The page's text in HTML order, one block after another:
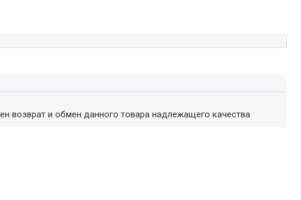
возврат и обмен данного товара надлежащего качества